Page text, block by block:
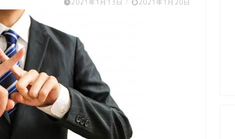
2021年1月13日 / 2021年1月20日